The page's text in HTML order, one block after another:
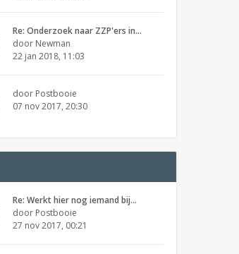
Re: Onderzoek naar ZZP'ers in…
door Newman
22 jan 2018, 11:03
door Postbooie
07 nov 2017, 20:30
Re: Werkt hier nog iemand bij…
door Postbooie
27 nov 2017, 00:21